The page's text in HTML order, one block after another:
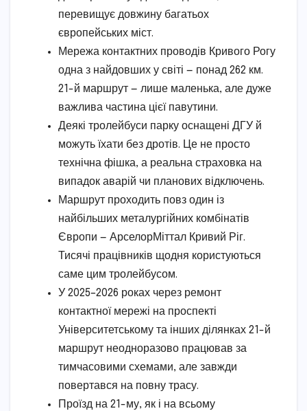
перевищує довжину багатьох
європейських міст.
Мережа контактних проводів Кривого Рогу
одна з найдовших у світі — понад 262 км.
21-й маршрут — лише маленька, але дуже
важлива частина цієї павутини.
Деякі тролейбуси парку оснащені ДГУ й
можуть їхати без дротів. Це не просто
технічна фішка, а реальна страховка на
випадок аварій чи планових відключень.
Маршрут проходить повз один із
найбільших металургійних комбінатів
Європи — АрселорМіттал Кривий Ріг.
Тисячі працівників щодня користуються
саме цим тролейбусом.
У 2025–2026 роках через ремонт
контактної мережі на проспекті
Університетському та інших ділянках 21-й
маршрут неодноразово працював за
тимчасовими схемами, але завжди
повертався на повну трасу.
Проїзд на 21-му, як і на всьому